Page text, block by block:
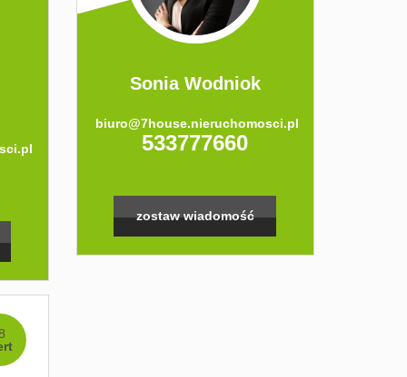
Sonia Wodniok
biuro@7house.nieruchomosci.pl
533777660
zostaw wiadomość